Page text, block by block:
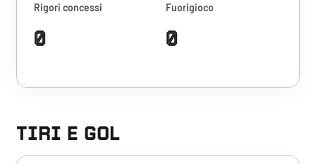
Rigori concessi
0
Fuorigioco
0
TIRI E GOL